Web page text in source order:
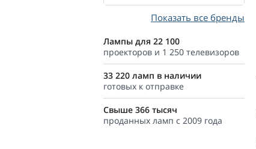
Показать все бренды
Лампы для 22 100
проекторов и 1 250 телевизоров
33 220 ламп в наличии
готовых к отправке
Свыше 366 тысяч
проданных ламп с 2009 года